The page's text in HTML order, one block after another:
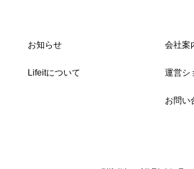
お知らせ 会社案
Lifeitについて 運営シ
お問い